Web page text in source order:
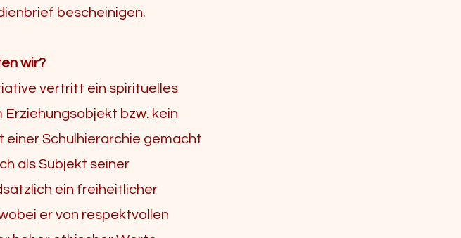
bescheinigen.
wir?
vertritt ein spirituelles
Erziehungsobjekt bzw. kein
einer Schulhierarchie gemacht
als Subjekt seiner
ein freiheitlicher
er von respektvollen